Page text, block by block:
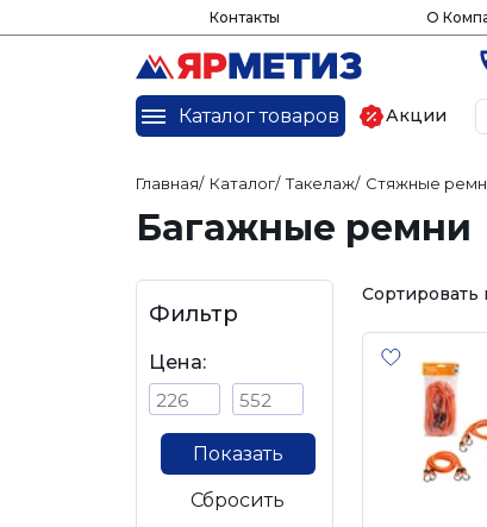
Контакты О
Каталог товаров Акции
Главная/ Каталог/ Такелаж/ Стяжные
Багажные ремни
Фильтр
Цена:
Показать
Сбросить
Сортировать